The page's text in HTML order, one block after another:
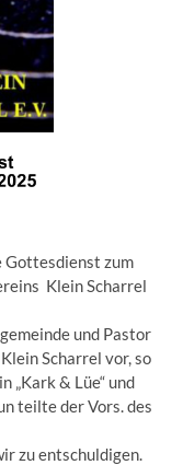
Gottesdienst zum
Klein Scharrel
und Pastor
Scharrel vor, so
„Kark & Lüe“ und
teilte der Vors. des
zu entschuldigen.